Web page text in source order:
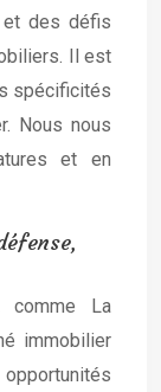
et des défis
Il est
spécificités
Nous nous
et en
comme La
immobilier